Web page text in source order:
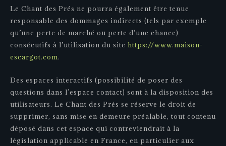
Le Chant des Prés ne pourra également être tenue
responsable des dommages indirects (tels par exemple
qu’une perte de marché ou perte d’une chance)
consécutifs à l’utilisation du site https://www.maison-
escargot.com.
Des espaces interactifs (possibilité de poser des
questions dans l’espace contact) sont à la disposition des
utilisateurs. Le Chant des Prés se réserve le droit de
supprimer, sans mise en demeure préalable, tout contenu
déposé dans cet espace qui contreviendrait à la
législation applicable en France, en particulier aux